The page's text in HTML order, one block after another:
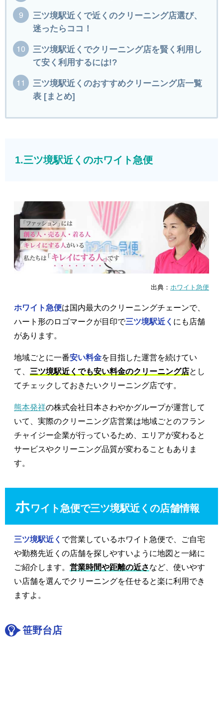
三ツ境駅近くで近くのクリーニング店選び、
迷ったらココ！
三ツ境駅近くでクリーニング店を賢く利用し
て安く利用するには!?
三ツ境駅近くのおすすめクリーニング店一覧
表 [まとめ]
1.三ツ境駅近くのホワイト急便
出典： ホワイト急便
ホワイト急便は国内最大のクリーニングチェーンで、
ハート形のロゴマークが目印で三ツ境駅近く にも店舗
があります。
地域ごとに一番安い料金を目指した運営を続けてい
て、 三ツ境駅近くでも安い料金のクリーニング店とし
てチェックしておきたいクリーニング店です。
熊本発祥の株式会社日本さわやかグループが運営して
いて、実際のクリーニング店営業は地域ごとのフラン
チャイジー企業が行っているため、エリアが変わると
サービスやクリーニング品質が変わることもありま
す。
ホワイト急便で三ツ境駅近くの店舗情報
三ツ境駅近く で営業しているホワイト急便で、ご自宅
や勤務先近くの店舗を探しやすいように地図と一緒に
ご紹介します。 営業時間や距離の近さなど、使いやす
い店舗を選んでクリーニングを任せると楽に利用でき
ますよ。
笹野台店